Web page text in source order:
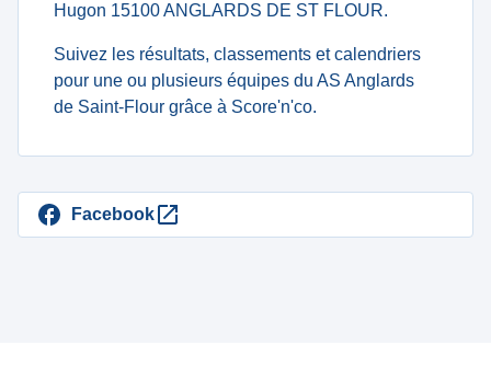
Hugon 15100 ANGLARDS DE ST FLOUR.
Suivez les résultats, classements et calendriers
pour une ou plusieurs équipes du AS Anglards
de Saint-Flour grâce à Score'n'co.
Facebook